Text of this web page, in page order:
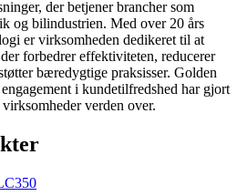
der betjener brancher som
og bilindustrien. Med over 20 års
er virksomheden dedikeret til at
forbedrer effektiviteten, reducerer
bæredygtige praksisser. Golden
i kundetilfredshed har gjort
verden over.